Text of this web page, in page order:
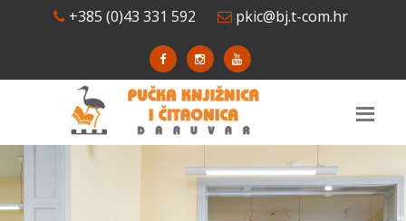
+385 (0)43 331 592 pkic@bj.t-com.hr